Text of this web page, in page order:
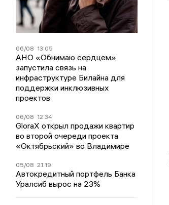
06/08 13:05
АНО «Обнимаю сердцем»
запустила связь на
инфраструктуре Билайна для
поддержки инклюзивных
проектов
06/08 12:34
GloraX открыл продажи квартир
во второй очереди проекта
«Октябрьский» во Владимире
05/08 21:19
Автокредитный портфель Банка
Уралсиб вырос на 23%